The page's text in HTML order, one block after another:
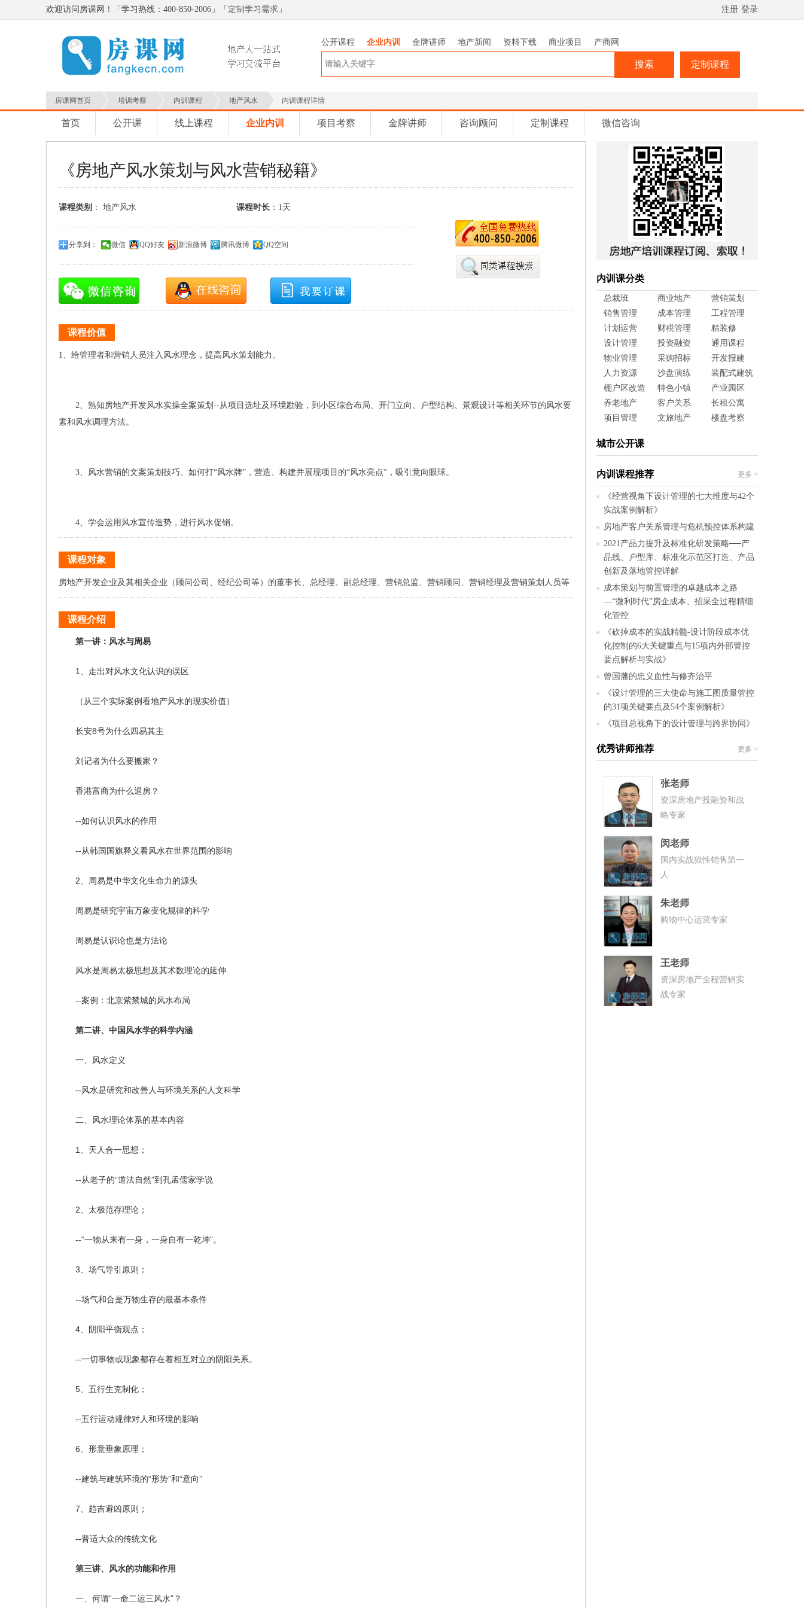
注册 登录
欢迎访问房课网！「学习热线：400-850-2006」「 定制学习需求 」
公开课程 企业内训 金牌讲师 地产新闻 资料下载 商业项目 产商网
搜索 定制课程
房课网首页 培训考察 内训课程 地产风水 内训课程详情
首页 公开课 线上课程 企业内训 项目考察 金牌讲师 咨询顾问 定制课程 微信咨询
内训课分类
总裁班 商业地产
营销策划
销售管理
成本管理
工程管理
计划运营
财税管理
精装修
设计管理
投资融资
通用课程
物业管理
采购招标
开发报建
人力资源
沙盘演练
装配式建筑
棚户区改造
特色小镇
产业园区
养老地产
客户关系
长租公寓
项目管理
文旅地产 楼盘考察
城市公开课
更多 >
内训课程推荐
《经营视角下设计管理的七大维度与42个
实战案例解析》
房地产客户关系管理与危机预控体系构建
2021产品力提升及标准化研发策略──产
品线、户型库、标准化示范区打造、产品
创新及落地管控详解
成本策划与前置管理的卓越成本之路
—“微利时代”房企成本、招采全过程精细
化管控
《砍掉成本的实战精髓-设计阶段成本优
化控制的6大关键重点与15项内外部管控
要点解析与实战》
曾国藩的忠义血性与修齐治平
《设计管理的三大使命与施工图质量管控
的31项关键要点及54个案例解析》
《项目总视角下的设计管理与跨界协同》
更多 >
优秀讲师推荐
张老师
资深房地产投融资和战
略专家
闵老师
国内实战狼性销售第一
人
朱老师
购物中心运营专家
王老师
资深房地产全程营销实
战专家
《房地产风水策划与风水营销秘籍》
课程类别 ： 地产风水 课程时长 ：1天
分享到： 微信 QQ好友 新浪微博 腾讯微博 QQ空间
课程价值
1、给管理者和营销人员注入风水理念，提高风水策划能力。
2、熟知房地产开发风水实操全案策划--从项目选址及环境勘验，到小区综合布局、开门立向、户型结构、景观设计等相关环节的风水要
素和风水调理方法。
3、风水营销的文案策划技巧、如何打“风水牌”，营造、构建并展现项目的“风水亮点”，吸引意向眼球。
4、学会运用风水宣传造势，进行风水促销。
课程对象
房地产开发企业及其相关企业（顾问公司、经纪公司等）的董事长、总经理、副总经理、营销总监、营销顾问、营销经理及营销策划人员等
课程介绍
第一讲：风水与周易
1、走出对风水文化认识的误区
（从三个实际案例看地产风水的现实价值）
长安8号为什么四易其主
刘记者为什么要搬家？
香港富商为什么退房？
--如何认识风水的作用
--从韩国国旗释义看风水在世界范围的影响
2、周易是中华文化生命力的源头
周易是研究宇宙万象变化规律的科学
周易是认识论也是方法论
风水是周易太极思想及其术数理论的延伸
--案例：北京紫禁城的风水布局
第二讲、中国风水学的科学内涵
一、风水定义
--风水是研究和改善人与环境关系的人文科学
二、风水理论体系的基本内容
1、天人合一思想；
--从老子的“道法自然”到孔孟儒家学说
2、太极范存理论；
--“一物从来有一身，一身自有一乾坤”。
3、场气导引原则；
--场气和合是万物生存的最基本条件
4、阴阳平衡观点；
--一切事物或现象都存在着相互对立的阴阳关系。
5、五行生克制化；
--五行运动规律对人和环境的影响
6、形意垂象原理；
--建筑与建筑环境的“形势”和“意向”
7、趋吉避凶原则；
--普适大众的传统文化
第三讲、风水的功能和作用
一、何谓“一命二运三风水”？